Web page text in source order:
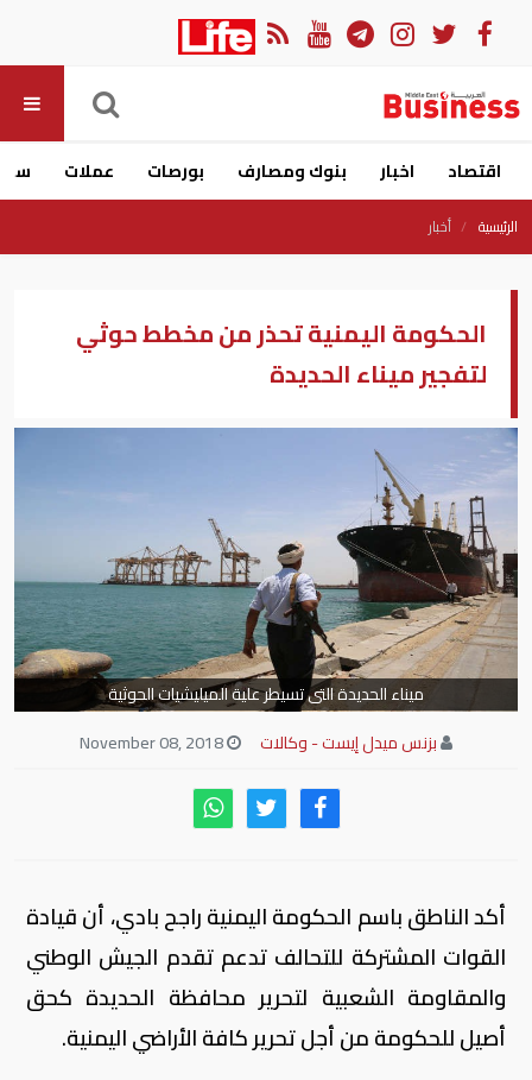
اقتصاد اخبار بنوك ومصارف بورصات عملات
الرئيسية أخبار
الحكومة اليمنية تحذر من مخطط حوثي
لتفجير ميناء الحديدة
ميناء الحديدة التى تسيطر علية الميليشيات الحوثية
بزنس ميدل إيست - وكالات
أكد الناطق باسم الحكومة اليمنية راجح بادي، أن قيادة
القوات المشتركة للتحالف تدعم تقدم الجيش الوطني
والمقاومة الشعبية لتحرير محافظة الحديدة كحق
أصيل للحكومة من أجل تحرير كافة الأراضي اليمنية.